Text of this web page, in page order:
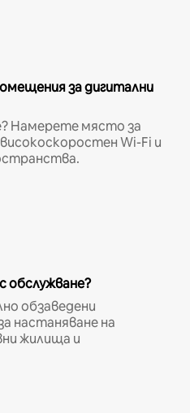
за дигитални
Намерете място за
Wi-Fi и
обслужване?
обзаведени
настаняване на
жилища и